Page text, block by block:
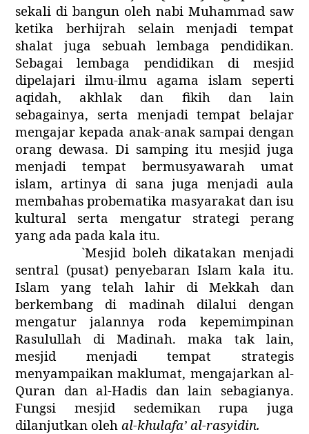
sekali di bangun oleh nabi Muhammad saw
ketika berhijrah selain menjadi tempat
shalat juga sebuah lembaga pendidikan.
Sebagai lembaga pendidikan di mesjid
dipelajari ilmu-ilmu agama islam seperti
aqidah, akhlak dan fikih dan lain
sebagainya, serta menjadi tempat belajar
mengajar kepada anak-anak sampai dengan
orang dewasa. Di samping itu mesjid juga
menjadi tempat bermusyawarah umat
islam, artinya di sana juga menjadi aula
membahas probematika masyarakat dan isu
kultural serta mengatur strategi perang
yang ada pada kala itu.
`Mesjid boleh dikatakan menjadi
sentral (pusat) penyebaran Islam kala itu.
Islam yang telah lahir di Mekkah dan
berkembang di madinah dilalui dengan
mengatur jalannya roda kepemimpinan
Rasulullah di Madinah. maka tak lain,
mesjid menjadi tempat strategis
menyampaikan maklumat, mengajarkan al-
Quran dan al-Hadis dan lain sebagianya.
Fungsi mesjid sedemikan rupa juga
dilanjutkan oleh al-khulafa’ al-rasyidin.